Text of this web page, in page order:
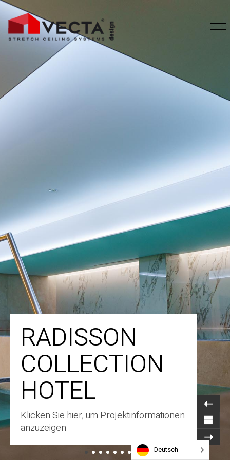
RADISSON
COLLECTION
HOTEL
Klicken Sie hier, um Projektinformationen
anzuzeigen
Deutsch